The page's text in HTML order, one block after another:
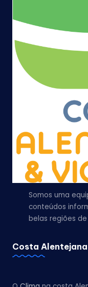
Somos uma
conteúdos
belas regiões
Costa Alentejana